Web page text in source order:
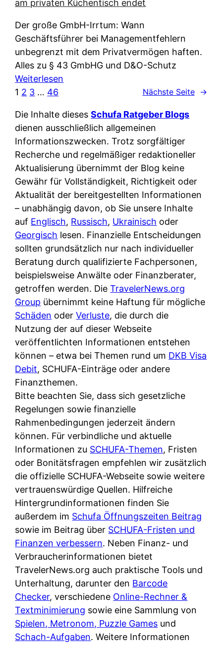
c
h
e
t
e
D
a
t
e
n
w
i
r
k
l
i
c
h
?
l
c
h
e
n
n
d
e
r
n
u
n
k
t
i
o
n
i
e
r
e
n
r
u
s
s
i
s
h
e
B
a
n
k
k
a
r
t
e
n
M
I
R
k
l
ä
u
e
r
A
p
p
&
O
n
l
i
n
e
:
W
a
s
i
s
t
w
i
r
k
l
i
c
h
k
o
s
t
e
n
l
o
s
u
n
d
w
Der große GmbH-Irrtum: Wann
Geschäftsführer bei Managementfehlern
unbegrenzt mit dem Privatvermögen haften.
Alles zu § 43 GmbHG und D&O-Schutz
Weiterlesen
b
H
-
M
y
t
h
o
s
:
W
e
n
n
d
e
r
S
c
h
u
t
z
d
e
r
F
i
r
m
a
a
m
p
r
i
v
a
t
e
1 2 3 … 46 Nächste Seite →
Die Inhalte diesesSchufa Ratgeber Blogs
dienen ausschließlich allgemeinen
Informationszwecken. Trotz sorgfältiger
Recherche und regelmäßiger redaktioneller
Aktualisierung übernimmt der Blog keine
Gewähr für Vollständigkeit, Richtigkeit oder
Aktualität der bereitgestellten Informationen
– unabhängig davon, ob Sie unsere Inhalte
auf Englisch, Russisch, Ukrainisch oder
Georgisch lesen. Finanzielle Entscheidungen
sollten grundsätzlich nur nach individueller
Beratung durch qualifizierte Fachpersonen,
beispielsweise Anwälte oder Finanzberater,
getroffen werden. DieTravelerNews.org
Group übernimmt keine Haftung für mögliche
Schäden oderVerluste, die durch die
Nutzung der auf dieser Webseite
veröffentlichten Informationen entstehen
können – etwa bei Themen rund um DKB Visa
Debit, SCHUFA-Einträge oder andere
Finanzthemen.
Bitte beachten Sie, dass sich gesetzliche
Regelungen sowie finanzielle
Rahmenbedingungen jederzeit ändern
können. Für verbindliche und aktuelle
Informationen zu SCHUFA-Themen, Fristen
oder Bonitätsfragen empfehlen wir zusätzlich
die offizielle SCHUFA-Webseite sowie weitere
vertrauenswürdige Quellen. Hilfreiche
Hintergrundinformationen finden Sie
außerdem im Schufa Öffnungszeiten Beitrag
sowie im Beitrag über SCHUFA-Fristen und
Finanzen verbessern. Neben Finanz- und
Verbraucherinformationen bietet
TravelerNews.org auch praktische Tools und
Unterhaltung, darunter den Barcode
Checker, verschiedene Online-Rechner &
Textminimierung sowie eine Sammlung von
Spielen, Metronom, Puzzle Games und
Schach-Aufgaben. Weitere Informationen